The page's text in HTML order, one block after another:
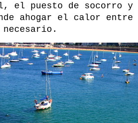
el puesto de socorro y
ahogar el calor entre